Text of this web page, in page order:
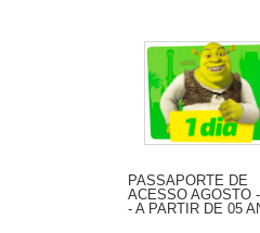
PASSAPORTE DE
ACESSO AGOSTO
- A PARTIR DE 05